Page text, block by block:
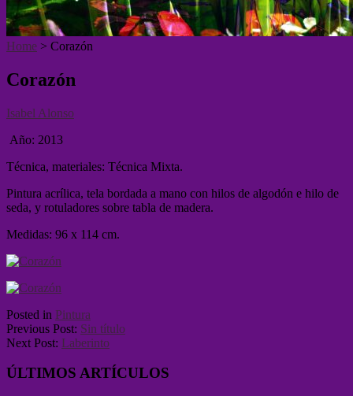
Home > Corazón
Corazón
Isabel Alonso
Año: 2013
Técnica, materiales: Técnica Mixta.
Pintura acrílica, tela bordada a mano con hilos de algodón e hilo de
seda, y rotuladores sobre tabla de madera.
Medidas: 96 x 114 cm.
Posted in Pintura
Previous Post: Sin título
Next Post: Laberinto
ÚLTIMOS ARTÍCULOS